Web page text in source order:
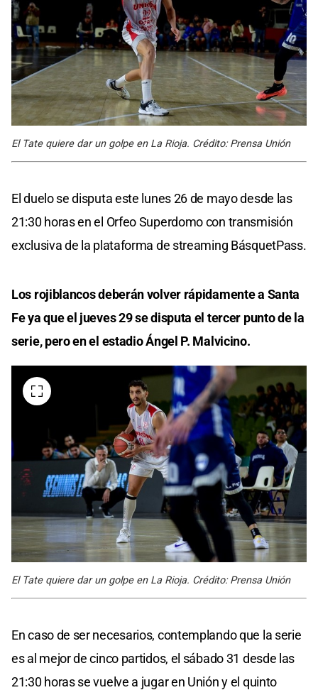
El Tate quiere dar un golpe en La Rioja. Crédito: Prensa Unión
El duelo se disputa este lunes 26 de mayo desde las
21:30 horas en el Orfeo Superdomo con transmisión
exclusiva de la plataforma de streaming BásquetPass.
Los rojiblancos deberán volver rápidamente a Santa
Fe ya que el jueves 29 se disputa el tercer punto de la
serie, pero en el estadio Ángel P. Malvicino.
El Tate quiere dar un golpe en La Rioja. Crédito: Prensa Unión
En caso de ser necesarios, contemplando que la serie
es al mejor de cinco partidos, el sábado 31 desde las
21:30 horas se vuelve a jugar en Unión y el quinto